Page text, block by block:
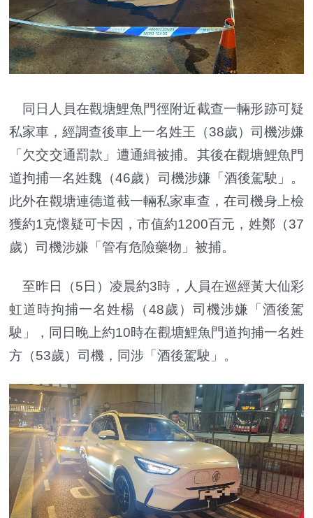
同日人員在觀塘鯉魚門徑附近截查一輛形跡可疑
私家車，經調查後車上一名姓王（38歲）司機涉嫌
「欠交交通罰款」遭通緝被捕。其後在觀塘鯉魚門
道拘捕一名姓魏（46歲）司機涉嫌「酒後駕駛」。
此外在觀塘連德道截一輛私家車查，在司機身上檢
獲約1克懷疑可卡因，市值約1200百元，姓鄭（37
歲）司機涉嫌「管有危險藥物」被捕。
至昨日（5日）凌晨約3時，人員在巡經黃大仙彩
虹道時拘捕一名姓楊（48歲）司機涉嫌「酒後駕
駛」，同日晚上約10時在觀塘鯉魚門道拘捕一名姓
方（53歲）司機，同涉「酒後駕駛」。